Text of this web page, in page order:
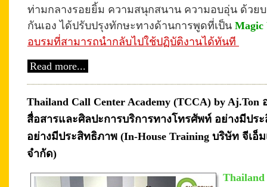
ท่ามกลางรอยยิ้ม ความสนุกสนาน ความอบอุ่น ด้วย
กันเอง ได้ปรับปรุงทักษะทางด้านการพูดที่เป็น Magic
อบรมที่สามารถนำกลับไปใช้ปฏิบัติงานได้ทันที
Read more...
Thailand Call Center Academy (TCCA) by
สื่อสารและศิลปะการบริการทางโทรศัพท์ อย่างมีปร
อย่างมีประสิทธิภาพ (In-House Training บริษัท จีเอ็
จำกัด)
Thailand